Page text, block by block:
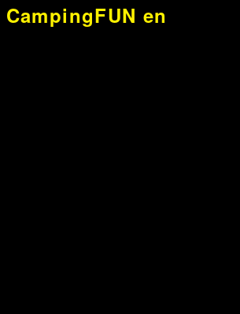
en